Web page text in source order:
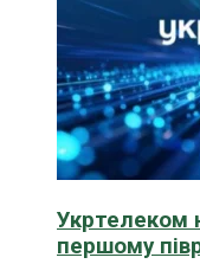
Укртелеком
першому